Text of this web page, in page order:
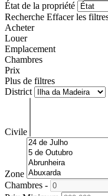
État de la propriété
Recherche Effacer les
Acheter
Louer
Emplacement
Chambres
Prix
Plus de filtres
District
Civile
Zone
Chambres -